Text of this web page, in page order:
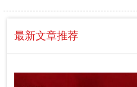
最新文章推荐